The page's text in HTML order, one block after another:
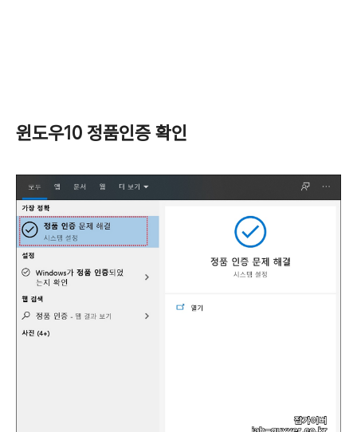
윈도우10 정품인증 확인